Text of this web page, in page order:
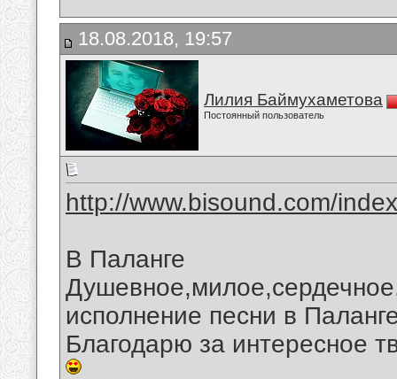
18.08.2018, 19:57
Лилия Баймухаметова
Постоянный пользователь
http://www.bisound.com/
В Паланге
исполнение песни в
Благодарю за интересное